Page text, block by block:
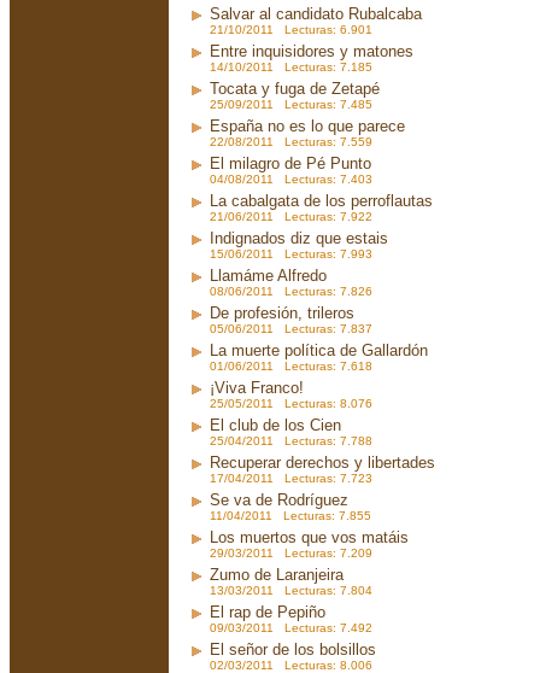
Salvar al candidato Rubalcaba
21/10/2011 Lecturas: 6.901
Entre inquisidores y matones
14/10/2011 Lecturas: 7.185
Tocata y fuga de Zetapé
25/09/2011 Lecturas: 7.485
España no es lo que parece
22/08/2011 Lecturas: 7.559
El milagro de Pé Punto
04/08/2011 Lecturas: 7.403
La cabalgata de los perroflautas
21/06/2011 Lecturas: 7.922
Indignados diz que estais
15/06/2011 Lecturas: 7.993
Llamáme Alfredo
08/06/2011 Lecturas: 7.826
De profesión, trileros
05/06/2011 Lecturas: 7.837
La muerte política de Gallardón
01/06/2011 Lecturas: 7.618
¡Viva Franco!
25/05/2011 Lecturas: 8.076
El club de los Cien
25/04/2011 Lecturas: 7.788
Recuperar derechos y libertades
17/04/2011 Lecturas: 7.723
Se va de Rodríguez
11/04/2011 Lecturas: 7.855
Los muertos que vos matáis
29/03/2011 Lecturas: 7.209
Zumo de Laranjeira
13/03/2011 Lecturas: 7.804
El rap de Pepiño
09/03/2011 Lecturas: 7.492
El señor de los bolsillos
02/03/2011 Lecturas: 8.006